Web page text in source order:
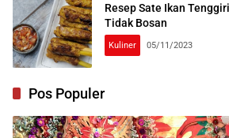
Resep Sate Ikan
Tidak Bosan
Kuliner 05/11/2023
Pos Populer